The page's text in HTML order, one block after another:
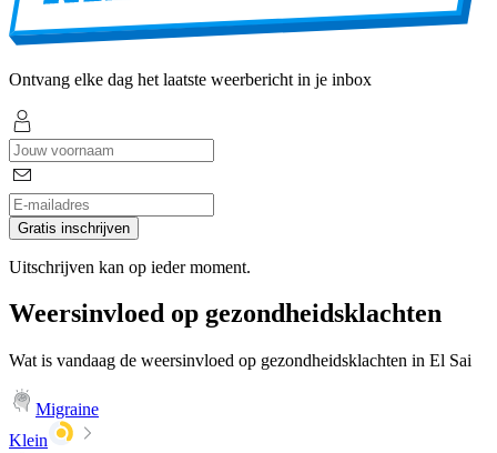
Ontvang elke dag het laatste weerbericht in je inbox
Gratis inschrijven
Uitschrijven kan op ieder moment.
Weersinvloed op gezondheidsklachten
Wat is vandaag de weersinvloed op gezondheidsklachten in El Sai
Migraine
Klein